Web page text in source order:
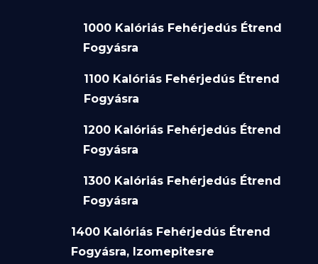
1000 Kalóriás Fehérjedús Étrend
Fogyásra
1100 Kalóriás Fehérjedús Étrend
Fogyásra
1200 Kalóriás Fehérjedús Étrend
Fogyásra
1300 Kalóriás Fehérjedús Étrend
Fogyásra
1400 Kalóriás Fehérjedús Étrend
Fogyásra, Izomepitesre